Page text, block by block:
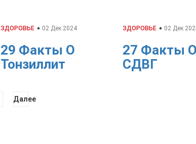
ЗДОРОВЬЕ 02 Дек 2024
29 Факты О
Тонзиллит
ЗДОРОВЬЕ 02 Дек
27 Факты
СДВГ
Далее